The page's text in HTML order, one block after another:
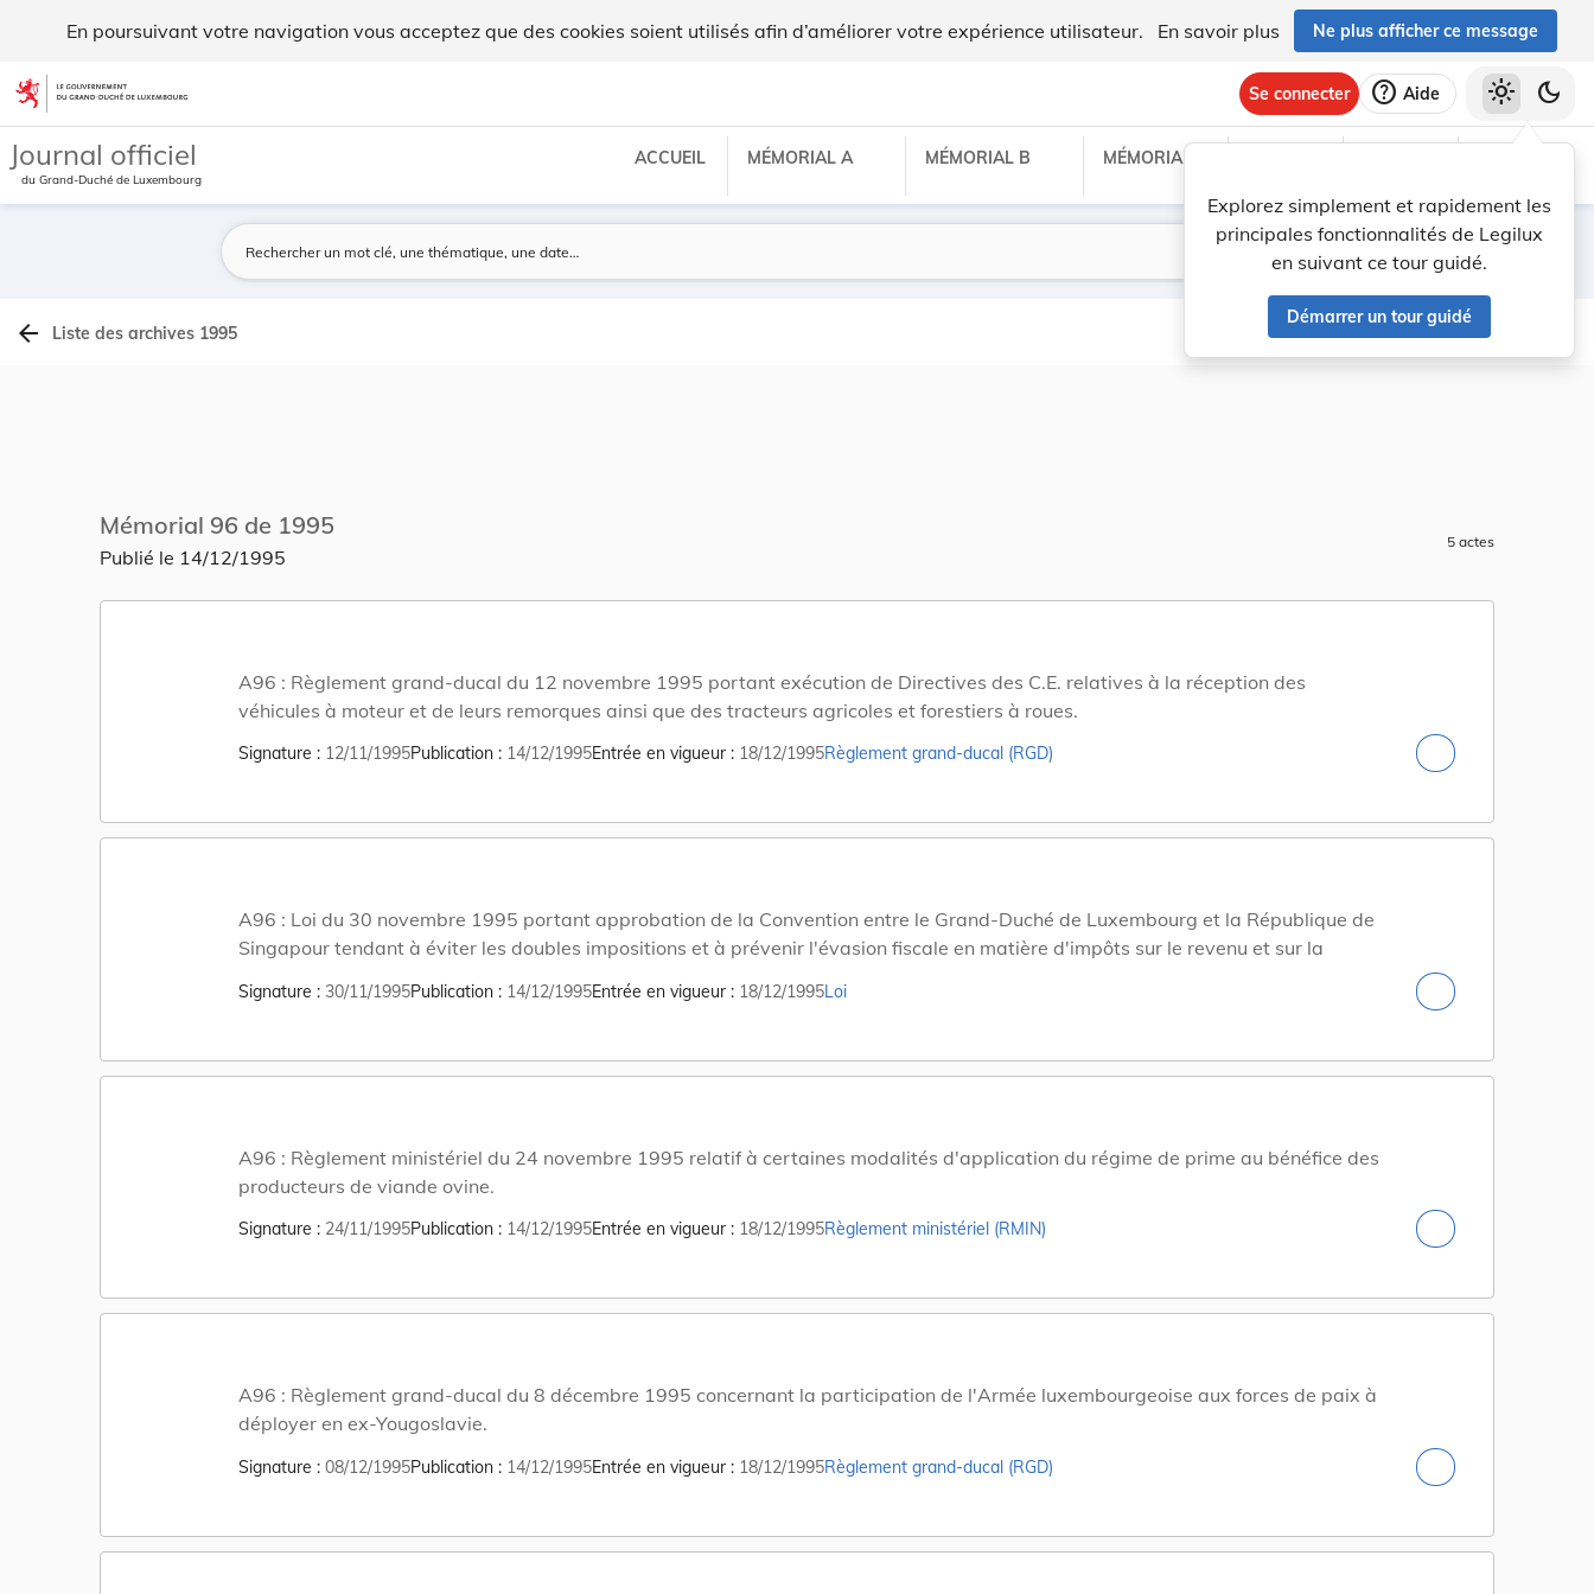
En poursuivant votre navigation vous acceptez que des cookies soient utilisés afin d’améliorer votre expérience utilisateur. En savoir plus Ne plus afficher ce message
Aller au contenu
Se connecter help Aide
Explorez simplement et rapidement les
principales fonctionnalités de Legilux
en suivant ce tour guidé.
Démarrer un tour guidé
light_mode dark_mode
Journal officiel
du Grand-Duché de Luxembourg
ACCUEIL MÉMORIAL A MÉMORIAL B MÉMORIAL C
Lancer la recherche
Filtres
arrow_back Liste des archives 1995
Mémorial 96 de 1995
Publié le 14/12/1995
5 actes
A96 : Règlement grand-ducal du 12 novembre 1995 portant exécution de Directives des C.E. relatives à la réception des
véhicules à moteur et de leurs remorques ainsi que des tracteurs agricoles et forestiers à roues.
Signature 12/11/1995Publication 14/12/1995Entrée en vigueur 18/12/1995Règlement grand-ducal (RGD)
A96 : Loi du 30 novembre 1995 portant approbation de la Convention entre le Grand-Duché de Luxembourg et la République de
Singapour tendant à éviter les doubles impositions et à prévenir l'évasion fiscale en matière d'impôts sur le revenu et sur la
Signature 30/11/1995Publication 14/12/1995Entrée en vigueur 18/12/1995Loi
A96 : Règlement ministériel du 24 novembre 1995 relatif à certaines modalités d'application du régime de prime au bénéfice des
producteurs de viande ovine.
Signature 24/11/1995Publication 14/12/1995Entrée en vigueur 18/12/1995Règlement ministériel (RMIN)
A96 : Règlement grand-ducal du 8 décembre 1995 concernant la participation de l'Armée luxembourgeoise aux forces de paix à
déployer en ex-Yougoslavie.
Signature 08/12/1995Publication 14/12/1995Entrée en vigueur 18/12/1995Règlement grand-ducal (RGD)